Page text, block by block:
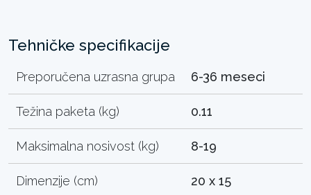
Tehničke specifikacije
Preporučena uzrasna grupa 6-36 meseci
Težina paketa (kg) 0.11
Maksimalna nosivost (kg) 8-19
Dimenzije (cm) 20 x 15